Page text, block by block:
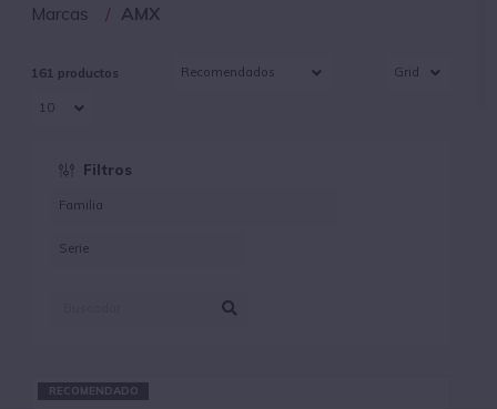
Marcas AMX
161 productos
Filtros
RECOMENDADO